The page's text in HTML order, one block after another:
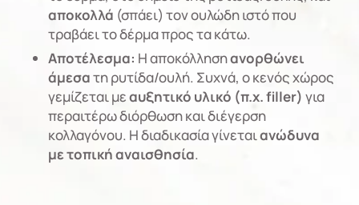
αποκολλά (σπάει) τον ουλώδη ιστό που
τραβάει το δέρμα προς τα κάτω.
Αποτέλεσμα: Η αποκόλλησηανορθώνει
άμεσατη ρυτίδα/ουλή. Συχνά, ο κενός χώρος
γεμίζεται μεαυξητικό υλικό (π.χ. filler) για
περαιτέρω διόρθωση και διέγερση
κολλαγόνου. Η διαδικασία γίνεταιανώδυνα
με τοπική αναισθησία.